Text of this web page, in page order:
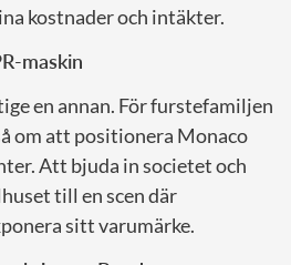
kostnader och intäkter.
maskin
en annan. För furstefamiljen
om att positionera Monaco
Att bjuda in societet och
till en scen där
sitt varumärke.